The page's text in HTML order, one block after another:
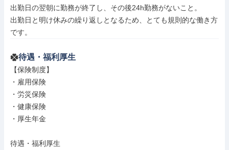
出勤日の翌朝に勤務が終了し、その後24h勤務がないこと。
出勤日と明け休みの繰り返しとなるため、とても規則的な働き方
です。
待遇・福利厚生
【保険制度】
・雇用保険
・労災保険
・健康保険
・厚生年金
待遇・福利厚生